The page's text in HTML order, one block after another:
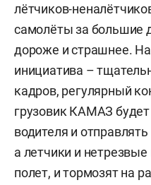
лётчиков-
самолёты за большие
дороже и страшнее.
инициатива –
кадров, регулярный
грузовик КАМАЗ
водителя и
а летчики и
полет, и тормозят на